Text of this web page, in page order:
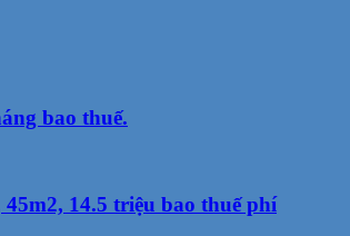
bao thuế.
14.5 triệu bao thuế phí